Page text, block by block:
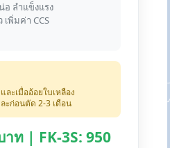
น่อ ลำแข็งแรง
เพิ่มค่า CCS
ละเมื่ออ้อยใบเหลือง
ะก่อนตัด 2-3 เดือน
าท | FK-3S: 950